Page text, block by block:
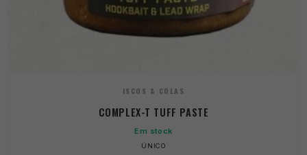
ISCOS & COLAS
COMPLEX-T TUFF PASTE
Em stock
ÚNICO